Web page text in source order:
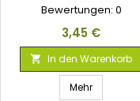
Bewertungen: 0
Preis
3,45 €
 In den Warenkorb
Mehr